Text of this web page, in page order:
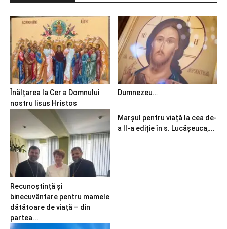
Înălțarea la Cer a Domnului
nostru Iisus Hristos
Dumnezeu…
Recunoștință și
binecuvântare pentru mamele
dătătoare de viață – din
partea...
Marșul pentru viață la cea de-
a II-a ediție în s. Lucășeuca,...